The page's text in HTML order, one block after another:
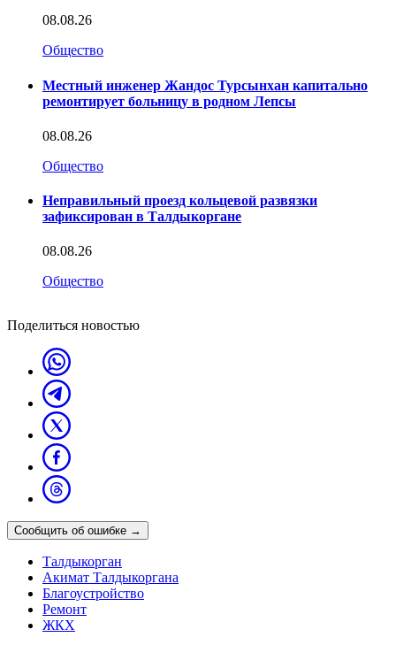
08.08.26
Общество
Местный инженер Жандос Турсынхан капитально
ремонтирует больницу в родном Лепсы
08.08.26
Общество
Неправильный проезд кольцевой развязки
зафиксирован в Талдыкоргане
08.08.26
Общество
Поделиться новостью
Сообщить об ошибке →
Талдыкорган
Акимат Талдыкоргана
Благоустройство
Ремонт
ЖКХ